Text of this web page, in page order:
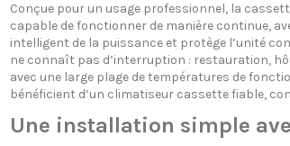
Conçue pour un usage professionnel, la
capable de fonctionner de manière continue,
intelligent de la puissance et protège l’unité
ne connaît pas d’interruption : restauration,
avec une large plage de températures de
bénéficient d’un climatiseur cassette fiable,
Une installation simple